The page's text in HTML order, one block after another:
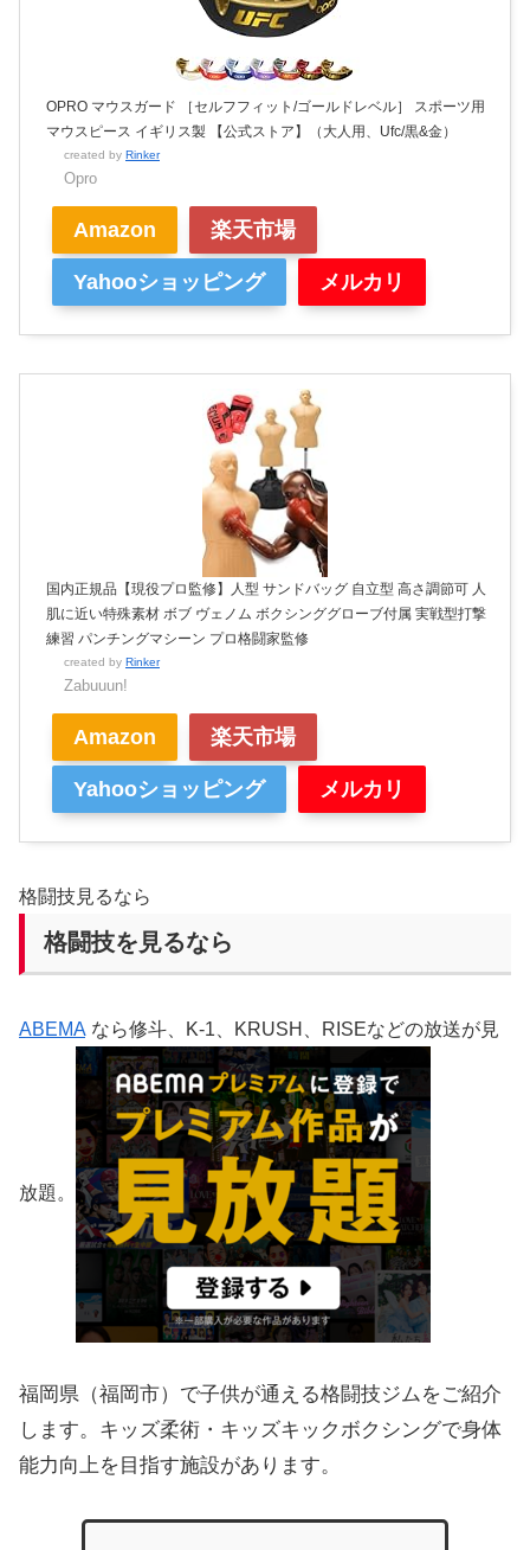
OPRO マウスガード ［セルフフィット/ゴールドレベル］ スポーツ用
マウスピース イギリス製 【公式ストア】（大人用、Ufc/黒&金）
created by Rinker
Opro
Amazon 楽天市場
Yahooショッピング メルカリ
国内正規品【現役プロ監修】人型 サンドバッグ 自立型 高さ調節可 人
肌に近い特殊素材 ボブ ヴェノム ボクシンググローブ付属 実戦型打撃
練習 パンチングマシーン プロ格闘家監修
created by Rinker
Zabuuun!
Amazon 楽天市場
Yahooショッピング メルカリ
格闘技見るなら
格闘技を見るなら
ABEMA なら修斗、K-1、KRUSH、RISEなどの放送が見
放題。
福岡県（福岡市）で子供が通える格闘技ジムをご紹介
します。キッズ柔術・キッズキックボクシングで身体
能力向上を目指す施設があります。